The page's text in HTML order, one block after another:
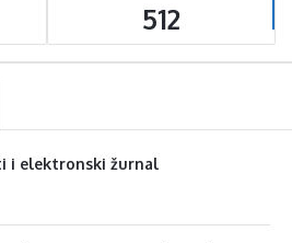
512
i elektronski žurnal